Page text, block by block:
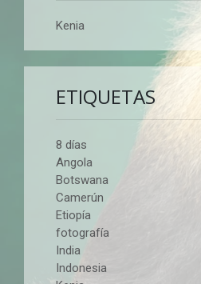
Kenia
ETIQUETAS
8 días
Angola
Botswana
Camerún
Etiopía
fotografía
India
Indonesia